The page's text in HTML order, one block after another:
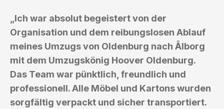
„Ich war absolut begeistert von der
Organisation und dem reibungslosen Ablauf
meines Umzugs von Oldenburg nach Ålborg
mit dem Umzugskönig Hoover Oldenburg.
Das Team war pünktlich, freundlich und
professionell. Alle Möbel und Kartons wurden
sorgfältig verpackt und sicher transportiert.